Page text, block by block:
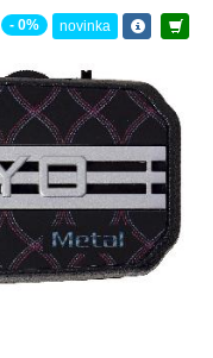
- 0% novinka